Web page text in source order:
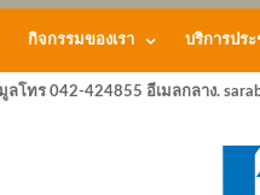
กิจกรรมของเรา บริการปร
ทร 042-424855 อีเมลกลาง.